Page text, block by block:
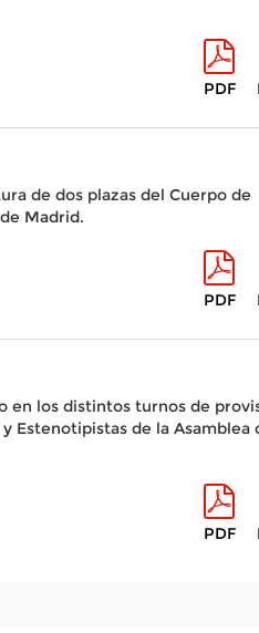
PDF
de dos plazas del Cuerpo de
Madrid.
PDF
en los distintos turnos de
Estenotipistas de la Asamblea
PDF